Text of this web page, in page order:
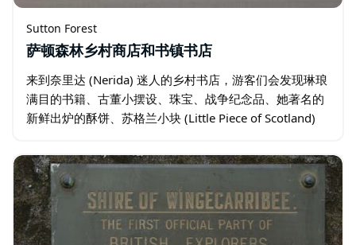
Sutton Forest
萨顿森林乡村商店和书镇书店
来到奈里达 (Nerida) 迷人的乡村书店，游客们会发现琳琅
满目的书籍、古董小摆设、珠宝、战争纪念品、她著名的
新鲜出炉的酥饼、苏格兰小块 (Little Piece of Scotland)